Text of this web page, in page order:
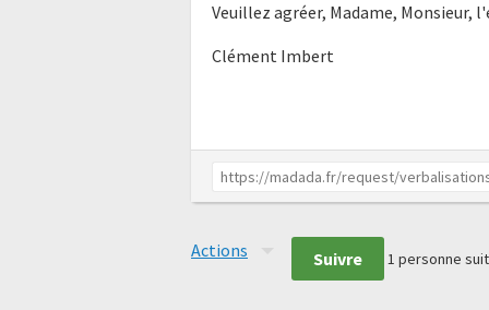
Veuillez agréer, Madame, Monsieur,
Clément Imbert
Actions Suivre 1 personne suit